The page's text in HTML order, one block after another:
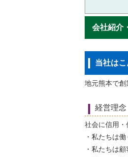
会社紹介
当社は
地元熊本で
経営理念
社会に信用・
・私たちは
・私たちは